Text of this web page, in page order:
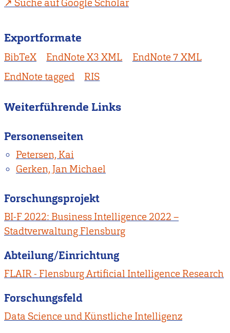
Suche auf Google Scholar
Exportformate
BibTeX EndNote X3 XML
EndNote 7 XML
EndNote tagged
RIS
Weiterführende Links
Personenseiten
Petersen, Kai
Gerken, Jan Michael
Forschungsprojekt
BI-F 2022: Business Intelligence 2022 –
Stadtverwaltung Flensburg
Abteilung/Einrichtung
FLAIR - Flensburg Artificial Intelligence Research
Forschungsfeld
Data Science und Künstliche Intelligenz